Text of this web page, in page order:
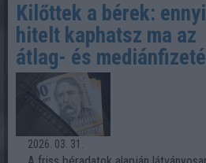
Kilőttek a bérek: ennyi
hitelt kaphatsz ma az
átlag- és
2026. 03. 31.